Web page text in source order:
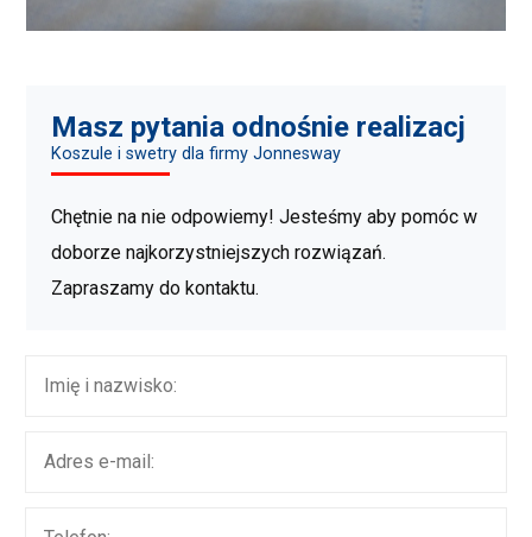
Masz pytania odnośnie realizacj
Koszule i swetry dla firmy Jonnesway
Chętnie na nie odpowiemy! Jesteśmy aby pomóc w
doborze najkorzystniejszych rozwiązań.
Zapraszamy do kontaktu.